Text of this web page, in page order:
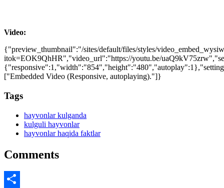
Video:
{"preview_thumbnail":"/sites/default/files/styles/
itok=EOK9QhHR","video_url":"https://youtu.be/
["Embedded Video (Responsive, autoplaying)."]}
Tags
hayvonlar kulganda
kulguli hayvonlar
hayvonlar haqida faktlar
Comments